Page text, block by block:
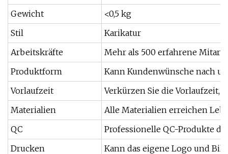
Gewicht
<0,5 kg
Stil
Karikatur
Arbeitskräfte
Mehr als 500 erfahrene
Produktform
Kann Kundenwünsche nach
Vorlaufzeit
Verkürzen Sie die Vorlaufzeit,
Materialien
Alle Materialien erreichen
QC
Professionelle QC-Produkte
Drucken
Kann das eigene Logo und